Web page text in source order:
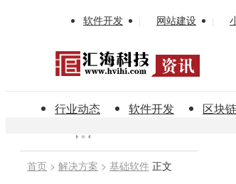
软件开发 | 网站建设 |
行业动态 软件开发 区块链
首页 > 解决方案 > 基础软件 正文